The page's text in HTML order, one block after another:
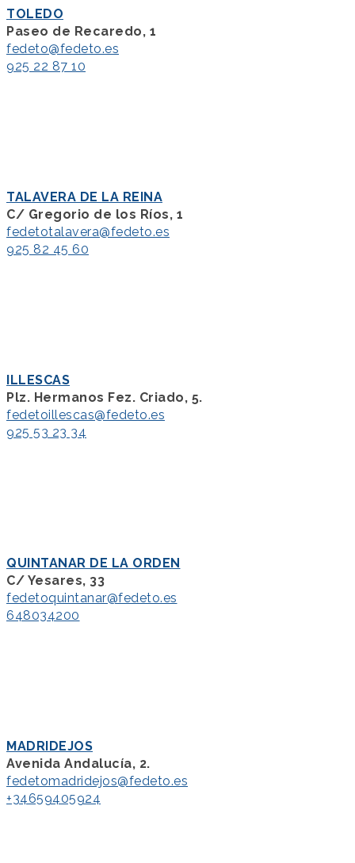
TOLEDO
Paseo de Recaredo, 1
fedeto@fedeto.es
925 22 87 10
TALAVERA DE LA REINA
C/ Gregorio de los Ríos, 1
fedetotalavera@fedeto.es
925 82 45 60
ILLESCAS
Plz. Hermanos Fez. Criado, 5.
fedetoillescas@fedeto.es
925 53 23 34
QUINTANAR DE LA ORDEN
C/ Yesares, 33
fedetoquintanar@fedeto.es
648034200
MADRIDEJOS
Avenida Andalucía, 2.
fedetomadridejos@fedeto.es
+34659405924